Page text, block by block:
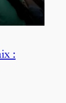
: